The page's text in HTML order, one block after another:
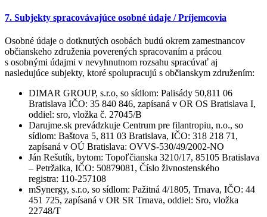
7. Subjekty spracovávajúce osobné údaje / Príjemcovia
Osobné údaje o dotknutých osobách budú okrem zamestnancov
občianskeho združenia poverených spracovaním a prácou
s osobnými údajmi v nevyhnutnom rozsahu spracúvať aj
nasledujúce subjekty, ktoré spolupracujú s občianskym združením:
DIMAR GROUP, s.r.o, so sídlom: Palisády 50,811 06
Bratislava IČO: 35 840 846, zapísaná v OR OS Bratislava I,
oddiel: sro, vložka č. 27045/B
Darujme.sk prevádzkuje Centrum pre filantropiu, n.o., so
sídlom: Baštova 5, 811 03 Bratislava, IČO: 318 218 71,
zapísaná v OÚ Bratislava: OVVS-530/49/2002-NO
Ján Rešutík, bytom: Topoľčianska 3210/17, 85105 Bratislava
– Petržalka, IČO: 50879081, Číslo živnostenského
registra: 110-257108
mSynergy, s.r.o, so sídlom: Pažitná 4/1805, Trnava, IČO: 44
451 725, zapísaná v OR SR Trnava, oddiel: Sro, vložka
22748/T